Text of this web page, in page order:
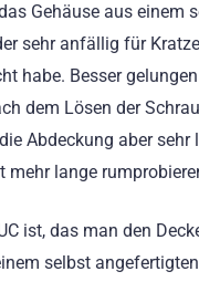
Gehäuse aus
sehr anfällig für
habe. Besser
dem Lösen der
Abdeckung aber
lange
ist, das man den
selbst